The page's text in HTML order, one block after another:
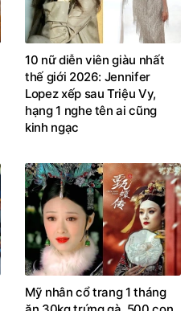
10 nữ diễn viên giàu nhất
thế giới 2026: Jennifer
Lopez xếp sau Triệu Vy,
hạng 1 nghe tên ai cũng
kinh ngạc
Mỹ nhân cổ trang 1 tháng